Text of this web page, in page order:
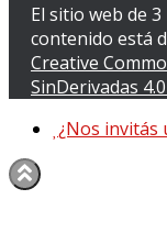
El sitio web de
contenido está
Creative
SinDerivadas
¿Nos invitás